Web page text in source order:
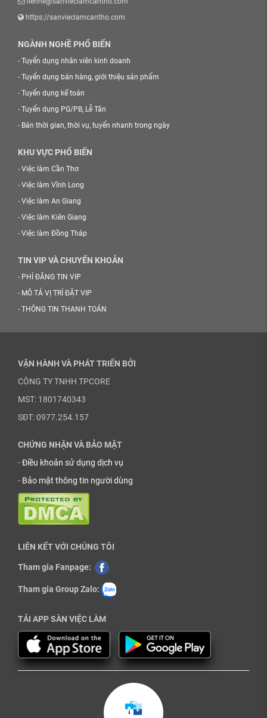
https://sanvieclamcantho.com
NGÀNH NGHỀ PHỔ BIẾN
- Tuyển dụng nhân viên kinh doanh
- Tuyển dụng bán hàng, giới thiệu sản phẩm
- Tuyển dụng kế toán
- Tuyển dụng PG/PB, Lễ Tân
- Bán thời gian, thời vụ, tuyển nhanh trong ngày
KHU VỰC PHỔ BIẾN
- Việc làm Cần Thơ
- Việc làm Vĩnh Long
- Việc làm An Giang
- Việc làm Kiên Giang
- Việc làm Đồng Tháp
TIN VIP VÀ CHUYỂN KHOẢN
- PHÍ ĐĂNG TIN VIP
- MÔ TẢ VỊ TRÍ ĐẶT VIP
- THÔNG TIN THANH TOÁN
VẬN HÀNH VÀ PHÁT TRIỂN BỞI
CÔNG TY TNHH TPCORE
MST: 1801740343
SĐT: 0977.254.157
CHỨNG NHẬN VÀ BẢO MẬT
-Điều khoản sử dụng dịch vụ
- Bảo mật thông tin người dùng
LIÊN KẾT VỚI CHÚNG TÔI
Tham gia Fanpage:
Tham gia Group Zalo:
TẢI APP SÀN VIỆC LÀM